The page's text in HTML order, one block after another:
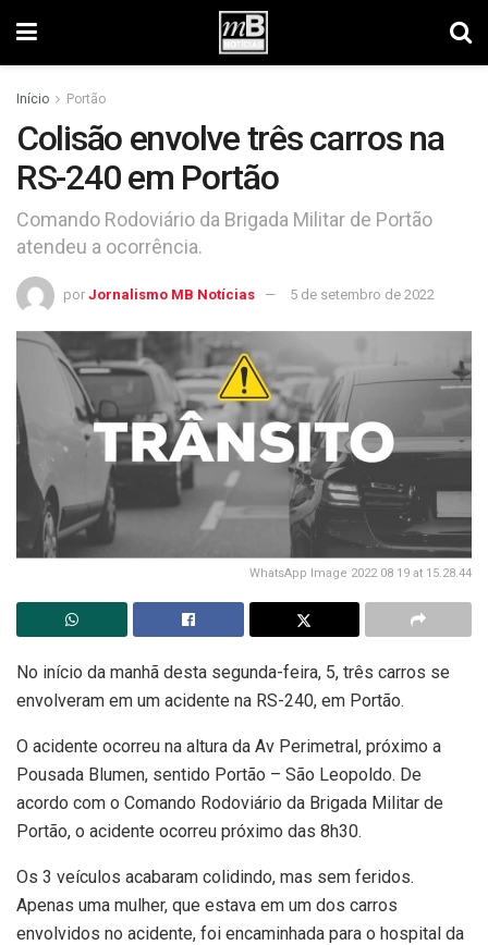
Início Portão
Colisão envolve três carros na
RS-240 em Portão
Comando Rodoviário da Brigada Militar de Portão
atendeu a ocorrência.
por Jornalismo MB Notícias 5 de setembro de 2022
WhatsApp Image 2022 08 19 at 15.28.44
No início da manhã desta segunda-feira, 5, três carros se
envolveram em um acidente na RS-240, em Portão.
O acidente ocorreu na altura da Av Perimetral, próximo a
Pousada Blumen, sentido Portão – São Leopoldo. De
acordo com o Comando Rodoviário da Brigada Militar de
Portão, o acidente ocorreu próximo das 8h30.
Os 3 veículos acabaram colidindo, mas sem feridos.
Apenas uma mulher, que estava em um dos carros
envolvidos no acidente, foi encaminhada para o hospital da